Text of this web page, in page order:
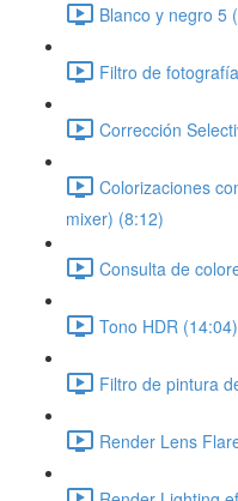
Blanco y negro 5
Filtro de
Corrección
Colorizaciones
mixer) (8:12)
Consulta de
Tono HDR (14:04)
Filtro de pintura
Render Lens